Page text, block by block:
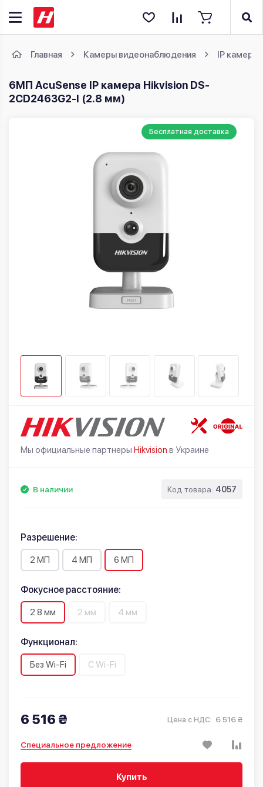
Главная Камеры видеонаблюдения IP камеры
6МП AcuSense IP камера Hikvision DS-
2CD2463G2-I (2.8 мм)
Бесплатная доставка
Мы официальные партнеры Hikvision в Украине
В наличии Код товара: 4057
Разрешение:
2 МП 4 МП 6 МП
Фокусное расстояние:
2.8 мм 2 мм 4 мм
Функционал:
Без Wi-Fi С Wi-Fi
6 516 ₴ Цена с НДС: 6 516 ₴
Специальное предложение
Купить